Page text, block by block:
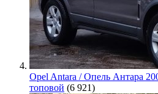
Opel Antara / Опель Антара
топовой (6 921)